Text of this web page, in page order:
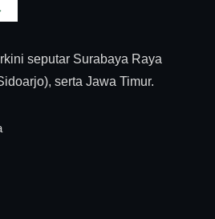
seputar Surabaya Raya
serta Jawa Timur.